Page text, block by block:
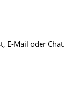
E-Mail oder Chat.